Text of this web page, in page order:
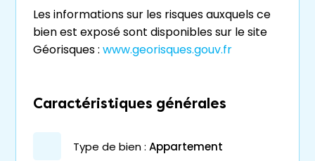
Les informations sur les risques auxquels ce
bien est exposé sont disponibles sur le site
Géorisques : www.georisques.gouv.fr
Caractéristiques générales
type de bien : appartement